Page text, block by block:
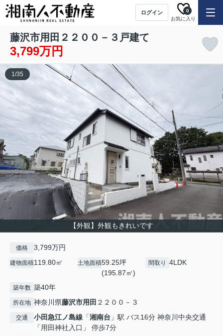
ログイン
お気に入り
0
藤沢市用田２２００－３戸建て
3,799万円
【外観】外観もきれいです
1/35
価格 3,799万円
建物面積119.80㎡ 土地面積59.25坪
(195.87㎡)
間取り 4LDK
築年数 築40年
所在地 神奈川県藤沢市用田 ２２００－３
交通 小田急江ノ島線 「湘南台 」駅 バス16分 神奈川中央交通
「用田神社入口」 停歩7分